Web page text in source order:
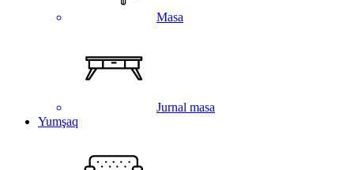
Masa
Jurnal masa
Yumşaq